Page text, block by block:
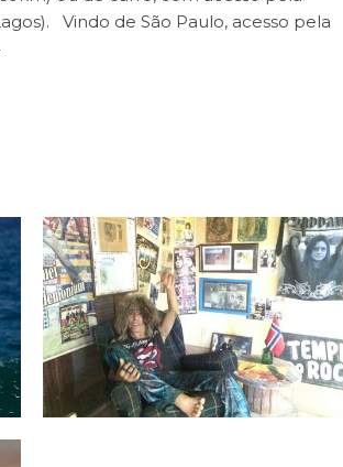
Vindo de São Paulo, acesso pela